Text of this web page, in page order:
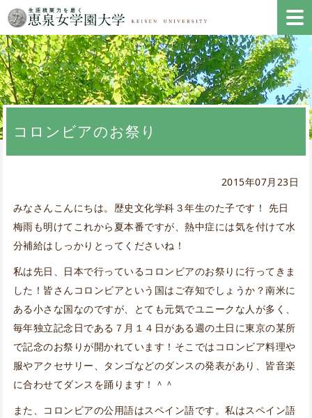
コロンビアのお祭り
2015年07月23日
みなさんこんにちは。歴史文化学科３年生のた子です！ 先日
梅雨も明けてこれから夏本番ですが、熱中症には気を付けて水
分補給はしっかりとってくださいね！
私は先日、日本で行っているコロンビアのお祭りに行ってきま
した！皆さんコロンビアという国はご存知でしょうか？南米に
ある小さな国なのですが、とても元気でユニークな人が多く、
毎年独立記念日である７月１４日がある週の土日に東京の某所
で記念のお祭りが開かれています！そこではコロンビア料理や
服やアクセサリー、タンゴなどのダンスの発表があり、皆音楽
に合わせてダンスを踊ります！＾＾
また、コロンビアの公用語はスペイン語です。私はスペイン語